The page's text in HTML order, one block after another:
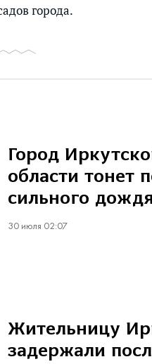
города.
Город
области тонет
сильного дождя
30 июля 02:07
Жительницу
задержали